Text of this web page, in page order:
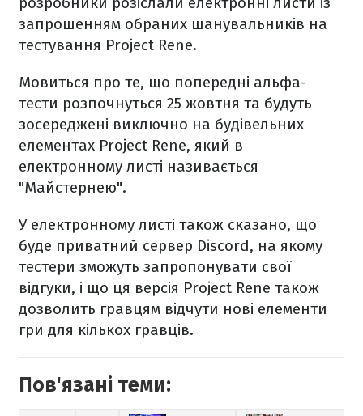
запрошенням обраних шанувальників на
тестування Project Rene.
Мовиться про те, що попередні альфа-
тести розпочнуться 25 жовтня та будуть
зосереджені виключно на будівельних
елементах Project Rene, який в
електронному листі називається
"Майстернею".
У електронному листі також сказано, що
буде приватний сервер Discord, на якому
тестери зможуть запропонувати свої
відгуки, і що ця версія Project Rene також
дозволить гравцям відчути нові елементи
гри для кількох гравців.
Пов'язані теми: